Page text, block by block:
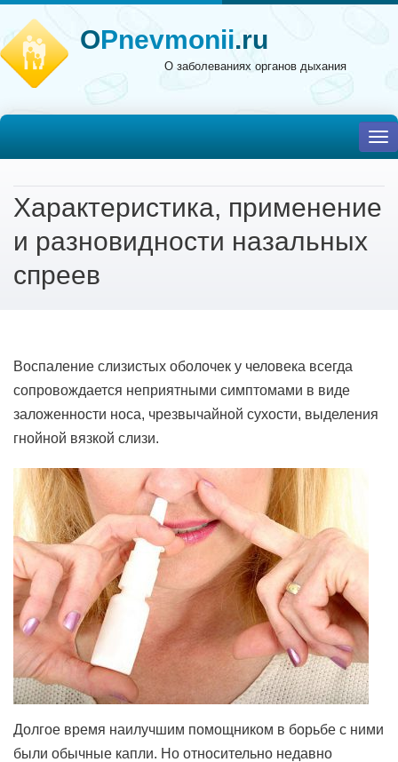
OPnevmonii.ru
О заболеваниях органов дыхания
Характеристика, применение
и разновидности назальных
спреев
Воспаление слизистых оболочек у человека всегда
сопровождается неприятными симптомами в виде
заложенности носа, чрезвычайной сухости, выделения
гнойной вязкой слизи.
Долгое время наилучшим помощником в борьбе с ними
были обычные капли. Но относительно недавно